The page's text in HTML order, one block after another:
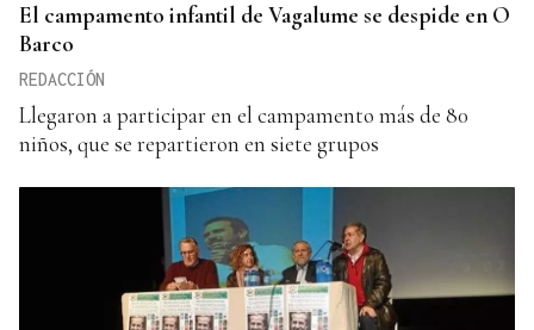
El campamento infantil de Vagalume se despide en O
Barco
REDACCIÓN
Llegaron a participar en el campamento más de 80
niños, que se repartieron en siete grupos